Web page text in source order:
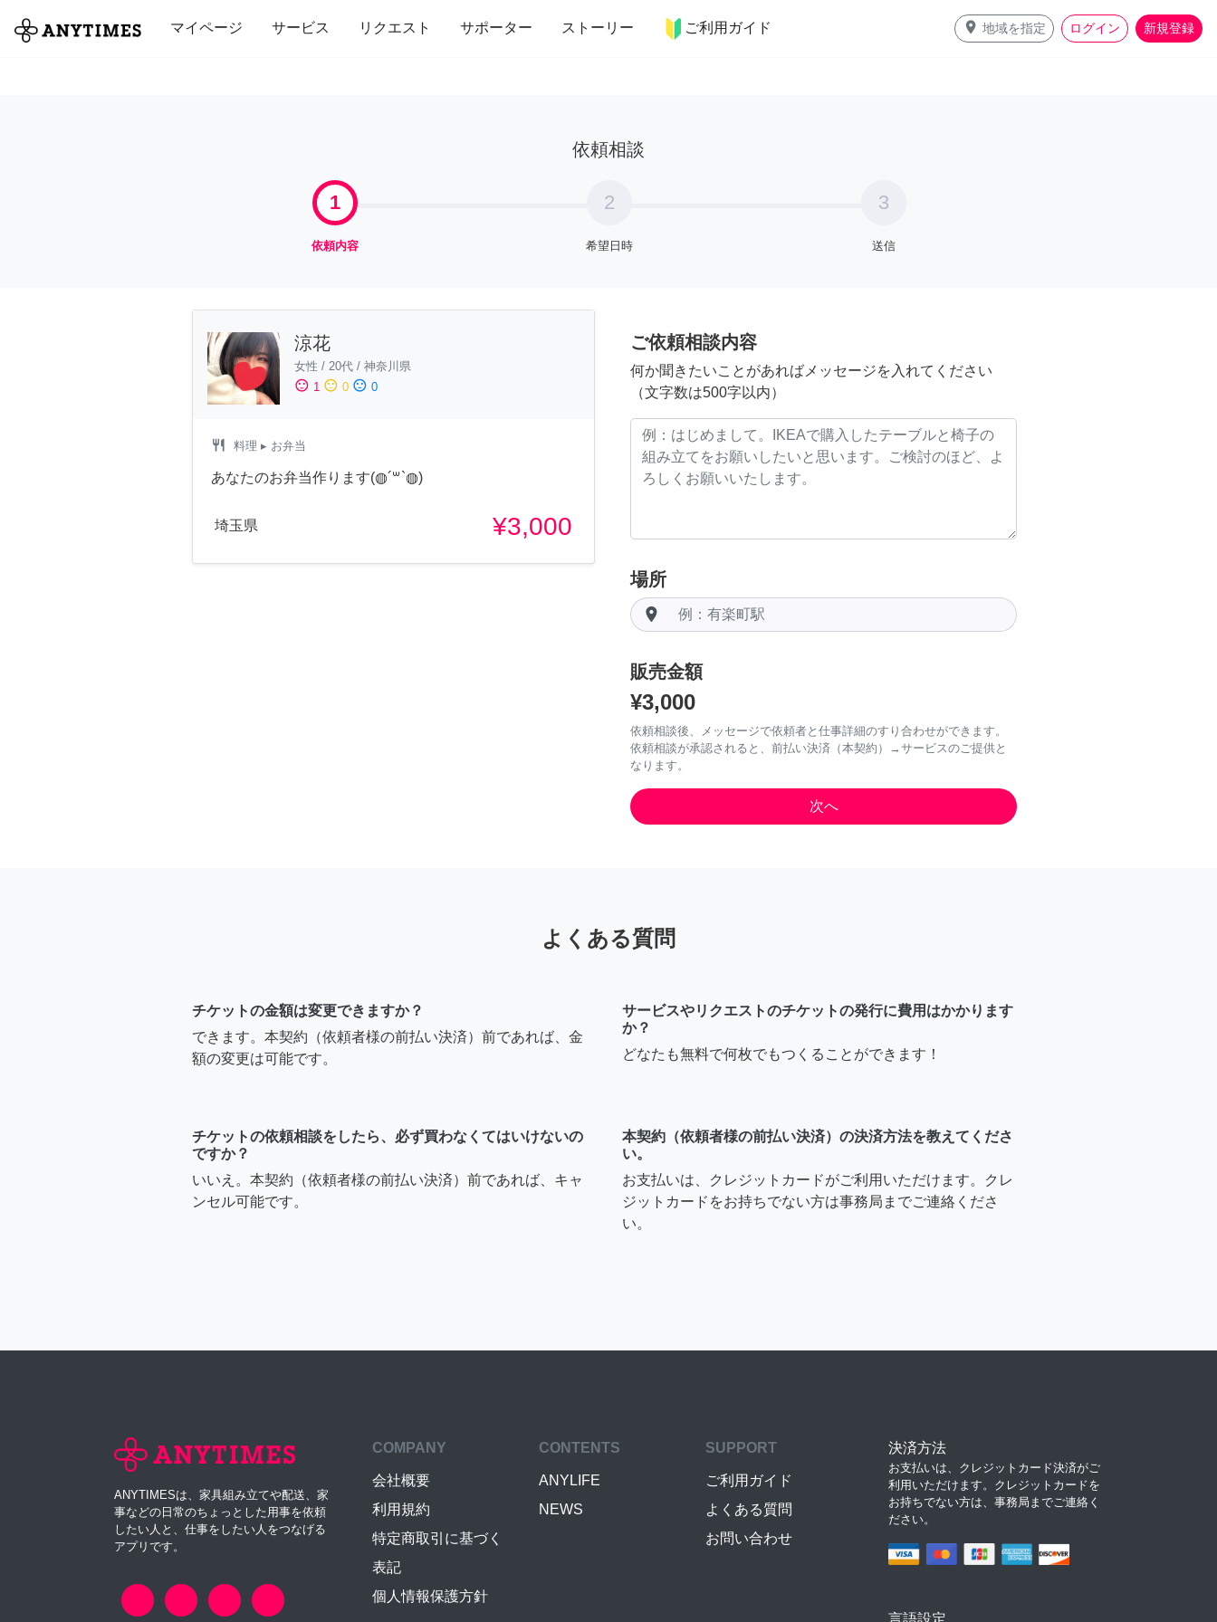
マイページ サービス リクエスト サポーター ストーリー ご利用ガイド place 地域を指定 ログイン 新規登録
全て 修理・組立 家事 引っ越し インテリア 趣味・習い事 ペット 料理
依頼相談
1
依頼内容
2
希望日時
3
送信
涼花
女性 / 20代 / 神奈川県
sentiment_satisfied 1 sentiment_neutral 0 sentiment_dissatisfied 0
restaurant 料理 ▸ お弁当
あなたのお弁当作ります(◍´꒳`◍)
埼玉県 ¥3,000
ご依頼相談内容
何か聞きたいことがあればメッセージを入れてください
（文字数は500字以内）
場所
room
販売金額
¥3,000
依頼相談後、メッセージで依頼者と仕事詳細のすり合わせができます。
依頼相談が承認されると、前払い決済（本契約）→サービスのご提供と
なります。
よくある質問
チケットの金額は変更できますか？
できます。本契約（依頼者様の前払い決済）前であれば、金
額の変更は可能です。
サービスやリクエストのチケットの発行に費用はかかります
か？
どなたも無料で何枚でもつくることができます！
チケットの依頼相談をしたら、必ず買わなくてはいけないの
ですか？
いいえ。本契約（依頼者様の前払い決済）前であれば、キャ
ンセル可能です。
本契約（依頼者様の前払い決済）の決済方法を教えてくださ
い。
お支払いは、クレジットカードがご利用いただけます。クレ
ジットカードをお持ちでない方は事務局までご連絡くださ
い。
ANYTIMESは、家具組み立てや配送、家
事などの日常のちょっとした用事を依頼
したい人と、仕事をしたい人をつなげる
アプリです。
COMPANY
会社概要
利用規約
特定商取引に基づく
表記
個人情報保護方針
CONTENTS
ANYLIFE
NEWS
SUPPORT
ご利用ガイド
よくある質問
お問い合わせ
決済方法
お支払いは、クレジットカード決済がご
利用いただけます。クレジットカードを
お持ちでない方は、事務局までご連絡く
ださい。
言語設定